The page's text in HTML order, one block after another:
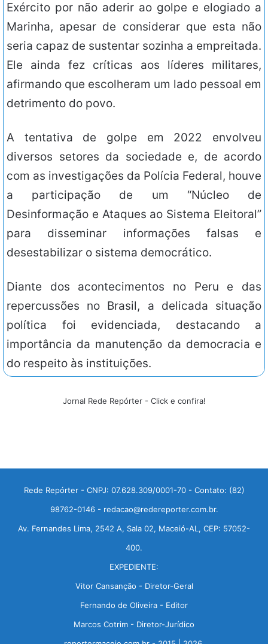
Exército por não aderir ao golpe e elogiado a
Marinha, apesar de considerar que esta não
seria capaz de sustentar sozinha a empreitada.
Ele ainda fez críticas aos líderes militares,
afirmando que escolheram um lado pessoal em
detrimento do povo.
A tentativa de golpe em 2022 envolveu
diversos setores da sociedade e, de acordo
com as investigações da Polícia Federal, houve
a participação de um “Núcleo de
Desinformação e Ataques ao Sistema Eleitoral”
para disseminar informações falsas e
desestabilizar o sistema democrático.
Diante dos acontecimentos no Peru e das
repercussões no Brasil, a delicada situação
política foi evidenciada, destacando a
importância da manutenção da democracia e
do respeito às instituições.
Jornal Rede Repórter - Click e confira!
Rede Repórter - CNPJ: 07.628.309/0001-70 - Contato: (82)
98762-0146 - redacao@redereporter.com.br.
Av. Fernandes Lima, 2542 A, Sala 02, Maceió-AL, CEP: 57052-
400.
EXPEDIENTE:
Vitor Cansanção - Diretor-Geral
Fernando de Oliveira - Editor
Marcos Cotrim - Diretor-Jurídico